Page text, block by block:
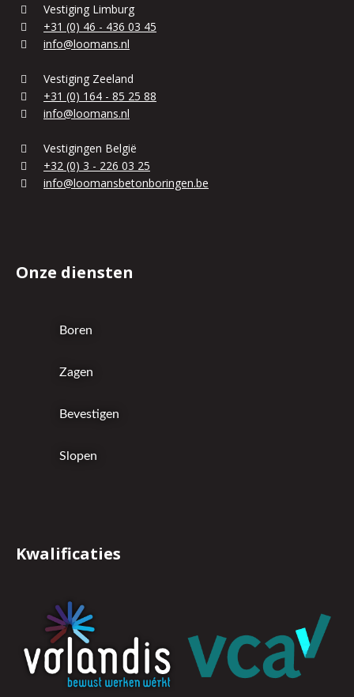
Vestiging Limburg
+31 (0) 46 - 436 03 45
info@loomans.nl
Vestiging Zeeland
+31 (0) 164 - 85 25 88
info@loomans.nl
Vestigingen België
+32 (0) 3 - 226 03 25
info@loomansbetonboringen.be
Onze diensten
Boren
Zagen
Bevestigen
Slopen
Kwalificaties